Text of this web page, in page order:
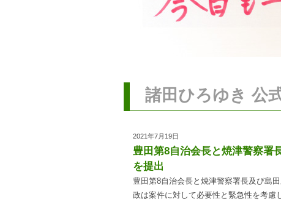
諸田ひろゆき 公
2021年7月19日
豊田第8自治会長と焼津警察署
を提出
豊田第8自治会長と焼津警察署長及び島
政は案件に対して必要性と緊急性を考慮